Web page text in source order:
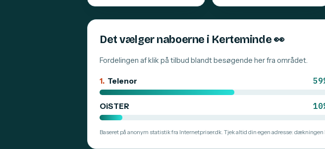
Det vælger naboerne i Kerteminde👀
Fordelingen af klik på tilbud blandt besøgende her fra området.
1. Telenor
OiSTER
Baseret på anonym statistik fra Internetpriser.dk. Tjek altid din egen adresse: dækningen